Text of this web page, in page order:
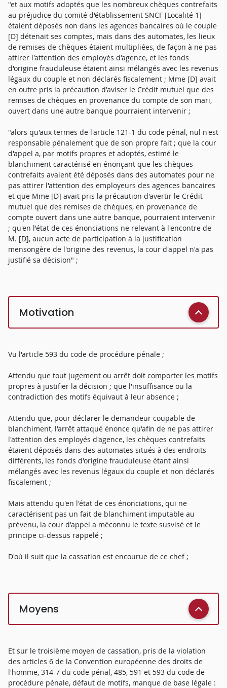
"et aux motifs adoptés que les nombreux chèques contrefaits
au préjudice du comité d'établissement SNCF [Localité 1]
étaient déposés non dans les agences bancaires où le couple
[D] détenait ses comptes, mais dans des automates, les lieux
de remises de chèques étaient multipliées, de façon à ne pas
attirer l'attention des employés d'agence, et les fonds
d'origine frauduleuse étaient ainsi mélangés avec les revenus
légaux du couple et non déclarés fiscalement ; Mme [D] avait
en outre pris la précaution d'aviser le Crédit mutuel que des
remises de chèques en provenance du compte de son mari,
ouvert dans une autre banque pourraient intervenir ;
"alors qu'aux termes de l'article 121-1 du code pénal, nul n'est
responsable pénalement que de son propre fait ; que la cour
d'appel a, par motifs propres et adoptés, estimé le
blanchiment caractérisé en énonçant que les chèques
contrefaits avaient été déposés dans des automates pour ne
pas attirer l'attention des employeurs des agences bancaires
et que Mme [D] avait pris la précaution d'avertir le Crédit
mutuel que des remises de chèques, en provenance de
compte ouvert dans une autre banque, pourraient intervenir
; qu'en l'état de ces énonciations ne relevant à l'encontre de
M. [D], aucun acte de participation à la justification
mensongère de l'origine des revenus, la cour d'appel n'a pas
justifié sa décision" ;
Motivation
Vu l'article 593 du code de procédure pénale ;
Attendu que tout jugement ou arrêt doit comporter les motifs
propres à justifier la décision ; que l'insuffisance ou la
contradiction des motifs équivaut à leur absence ;
Attendu que, pour déclarer le demandeur coupable de
blanchiment, l'arrêt attaqué énonce qu'afin de ne pas attirer
l'attention des employés d'agence, les chèques contrefaits
étaient déposés dans des automates situés à des endroits
différents, les fonds d'origine frauduleuse étant ainsi
mélangés avec les revenus légaux du couple et non déclarés
fiscalement ;
Mais attendu qu'en l'état de ces énonciations, qui ne
caractérisent pas un fait de blanchiment imputable au
prévenu, la cour d'appel a méconnu le texte susvisé et le
principe ci-dessus rappelé ;
D'où il suit que la cassation est encourue de ce chef ;
Moyens
Et sur le troisième moyen de cassation, pris de la violation
des articles 6 de la Convention européenne des droits de
l'homme, 314-7 du code pénal, 485, 591 et 593 du code de
procédure pénale, défaut de motifs, manque de base légale :